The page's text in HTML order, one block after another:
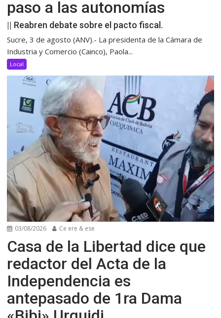
paso a las autonomías
|| Reabren debate sobre el pacto fiscal.
Sucre, 3 de agosto (ANV).- La presidenta de la Cámara de
Industria y Comercio (Cainco), Paola...
Local
03/08/2026 Ce ere & ese
Casa de la Libertad dice que
redactor del Acta de la
Independencia es
antepasado de 1ra Dama